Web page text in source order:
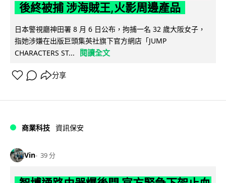
後終被捕 涉海賊王,火影周邊產品
日本警視廳神田署 8 月 6 日公布，拘捕一名 32 歲大阪女子，
指她涉嫌在出版巨頭集英社旗下官方網店「JUMP
CHARACTERS ST...
閱讀全文
分享
商業科技 資訊保安
Vin 39 分